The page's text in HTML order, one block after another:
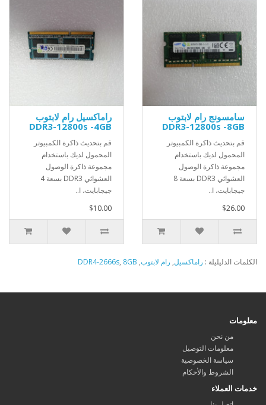
راماكسيل رام لابتوب
DDR3-12800s -4GB
قم بتحديث ذاكرة الكمبيوتر
المحمول لديك باستخدام
مجموعة ذاكرة الوصول
العشوائي DDR3 بسعة 4
جيجابايت، ا..
$10.00
سامسونج رام لابتوب
DDR3-12800s -8GB
قم بتحديث ذاكرة الكمبيوتر
المحمول لديك باستخدام
مجموعة ذاكرة الوصول
العشوائي DDR3 بسعة 8
جيجابايت، ا..
$26.00
الكلمات الدليليلة : راماكسيل ,رام لابتوب,
DDR4-2666s ,8GB
معلومات
من نحن
معلومات التوصيل
سياسة الخصوصية
الشروط والأحكام
خدمات العملاء